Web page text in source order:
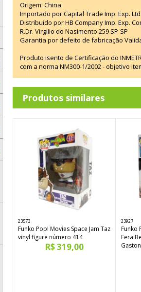
Origem: China
Importado por Capital Trade Imp. Exp.
Distribuido por HB Company Imp. Exp.
R.Dr. Virgilio do Nasimento 259 SP-SP
Garantia por defeito de fabricação
Produto isento de Certificação do
com a norma NM300-1/2002 - objetivo
Produtos similares
23573
Funko Pop! Movies Space Jam Taz
vinyl figure número 414
R$ 319,00
23927
Funko
Fera